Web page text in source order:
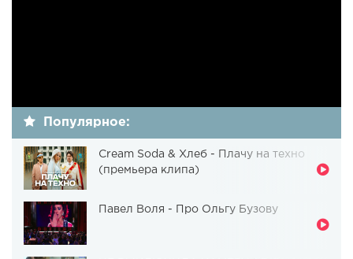
Популярное:
Cream Soda & Хлеб - Плачу на техно
(премьера клипа)
Павел Воля - Про Ольгу Бузову